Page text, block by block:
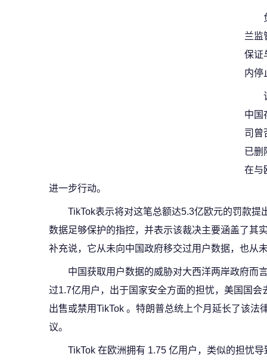
兰监
保证
内停
中国
司曾
已删
在与
进一步行动。
TikTok表示将对这笔总额达5.3亿欧元的罚款
数据足够保护的指控，并表示该裁决主要涵盖了其
补充说，它从未向中国政府移交过用户数据，也从
中国获取用户数据的威胁对大西洋两岸政府而
过1.7亿用户，出于国家安全方面的担忧，美国国
出售或禁用TikTok 。特朗普总统上个月延长了该法
议。
TikTok 在欧洲拥有 1.75 亿用户，类似的担忧